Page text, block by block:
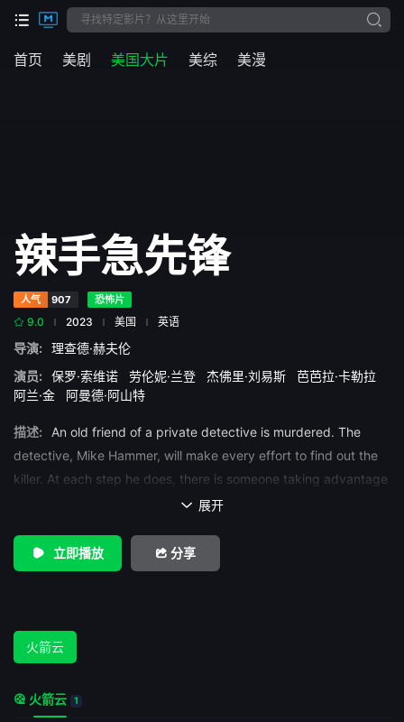
首页 美剧 美国大片 美综 美漫
辣手急先锋
人气 907 恐怖片
9.0 2023 美国 英语
导演:
理查德·赫夫伦
演员:
保罗·索维诺 劳伦妮·兰登 杰佛里·刘易斯
芭芭拉·卡勒拉
阿兰·金
阿曼德·阿山特
描述:
An old friend of a private detective is murdered. The
detective, Mike Hammer, will make every effort to find out the
killer. At each step he does, there is someone taking advantage
of his progress. &nbsp;Written by Luis Carvacho
 展开
立即播放 分享
火箭云
火箭云 1